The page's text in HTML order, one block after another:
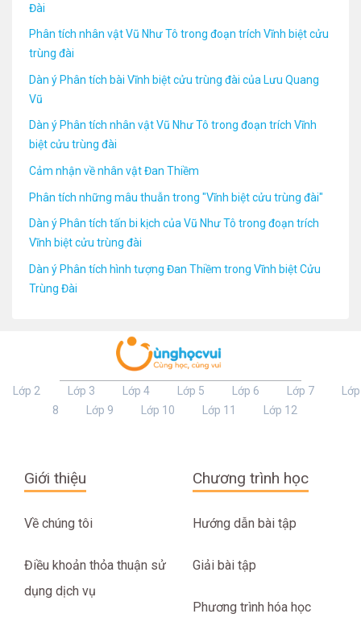
Đài
Phân tích nhân vật Vũ Như Tô trong đoạn trích Vĩnh biệt cửu
trùng đài
Dàn ý Phân tích bài Vĩnh biệt cửu trùng đài của Lưu Quang
Vũ
Dàn ý Phân tích nhân vật Vũ Như Tô trong đoạn trích Vĩnh
biệt cửu trùng đài
Cảm nhận về nhân vật Đan Thiềm
Phân tích những mâu thuẫn trong "Vĩnh biệt cửu trùng đài"
Dàn ý Phân tích tấn bi kịch của Vũ Như Tô trong đoạn trích
Vĩnh biệt cửu trùng đài
Dàn ý Phân tích hình tượng Đan Thiềm trong Vĩnh biệt Cửu
Trùng Đài
Lớp 2 Lớp 3 Lớp 4 Lớp 5 Lớp 6 Lớp 7
Lớp
8
Lớp 9 Lớp 10 Lớp 11 Lớp 12
Giới thiệu
Về chúng tôi
Điều khoản thỏa thuận sử
dụng dịch vụ
Chương trình học
Hướng dẫn bài tập
Giải bài tập
Phương trình hóa học